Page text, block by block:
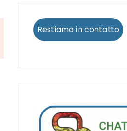
Restiamo in contatto